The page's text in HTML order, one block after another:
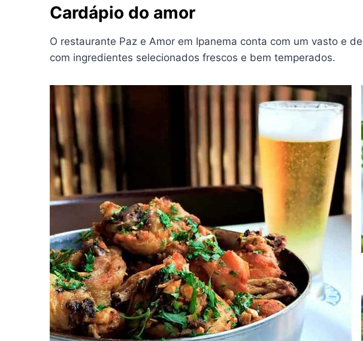
Cardápio do amor
O restaurante Paz e Amor em Ipanema conta com um vasto e
com ingredientes selecionados frescos e bem temperados.